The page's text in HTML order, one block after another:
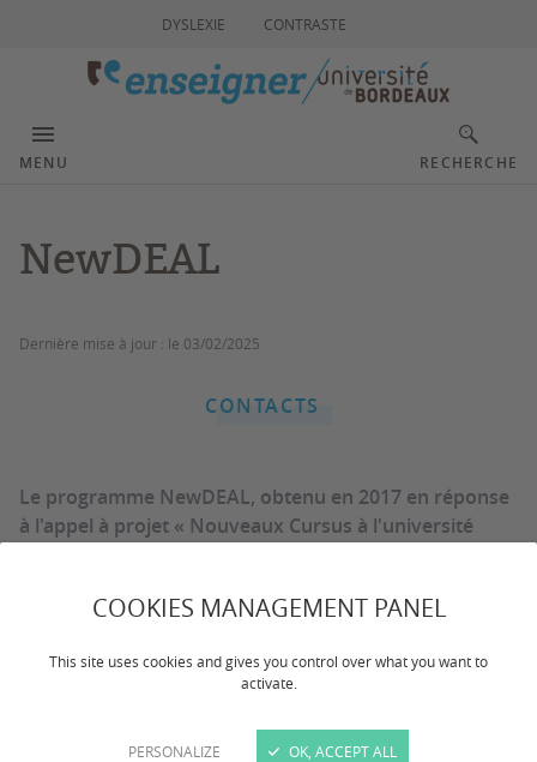
COOKIES MANAGEMENT PANEL
This site uses cookies and gives you control over what you want to
activate.
PERSONALIZE OK, ACCEPT ALL
DYSLEXIE CONTRASTE
MENU RECHERCHE
NewDEAL
Dernière mise à jour : le 03/02/2025
CONTACTS
Le programme NewDEAL, obtenu en 2017 en réponse
à l'appel à projet « Nouveaux Cursus à l'université
Bordeaux et centrée sur la réussite éducative des